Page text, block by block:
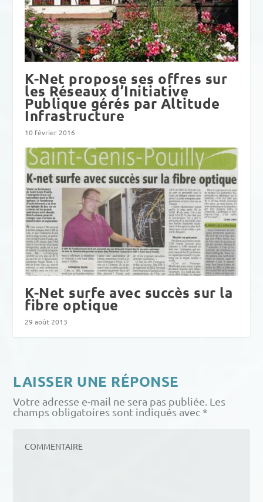
K-Net propose ses offres sur
les Réseaux d’Initiative
Publique gérés par Altitude
Infrastructure
10 février 2016
K-Net surfe avec succès sur la
fibre optique
29 août 2013
LAISSER UNE RÉPONSE
Votre adresse e-mail ne sera pas publiée. Les
champs obligatoires sont indiqués avec *